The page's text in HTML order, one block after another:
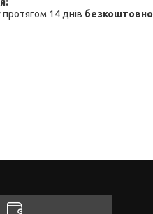
14 днів безкоштовно